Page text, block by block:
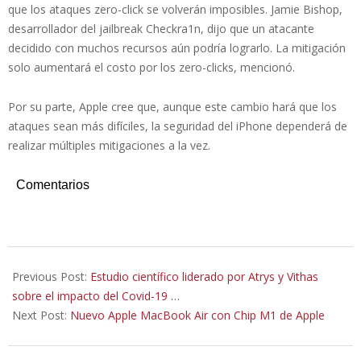
que los ataques zero-click se volverán imposibles. Jamie Bishop,
desarrollador del jailbreak Checkra1n, dijo que un atacante
decidido con muchos recursos aún podría lograrlo. La mitigación
solo aumentará el costo por los zero-clicks, mencionó.
Por su parte, Apple cree que, aunque este cambio hará que los
ataques sean más difíciles, la seguridad del iPhone dependerá de
realizar múltiples mitigaciones a la vez.
Comentarios
02-
23
Previous Post: Estudio científico liderado por Atrys y Vithas
sobre el impacto del Covid-19 …
Next Post: Nuevo Apple MacBook Air con Chip M1 de Apple